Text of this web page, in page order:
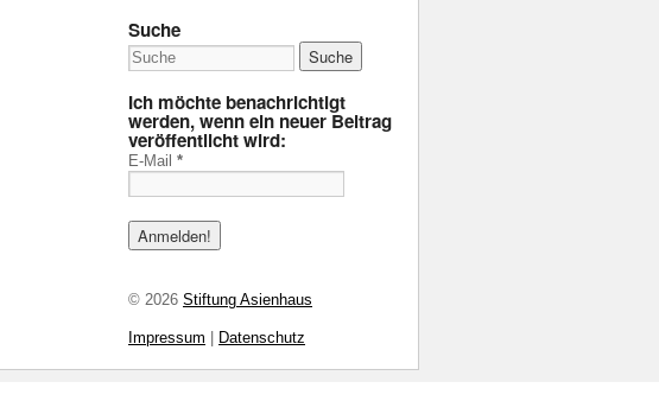
Suche
Ich möchte benachrichtigt
werden, wenn ein neuer Beitrag
veröffentlicht wird:
E-Mail *
© 2026 Stiftung Asienhaus
Impressum Datenschutz